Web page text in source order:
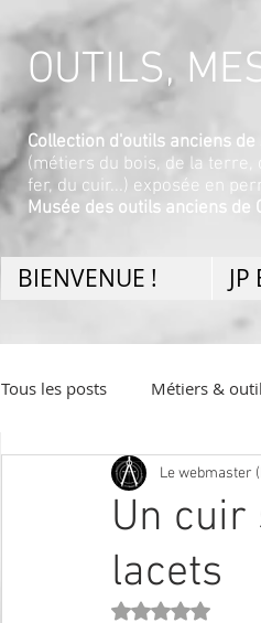
OUTILS,
Collection d'outils anciens de
(métiers du bois, de la terre,
fer, du cuir...) exposée en
Musée des outils anciens de
BIENVENUE !
Tous les posts Métiers &
Un
lacets
Le webmaster
Noté NaN